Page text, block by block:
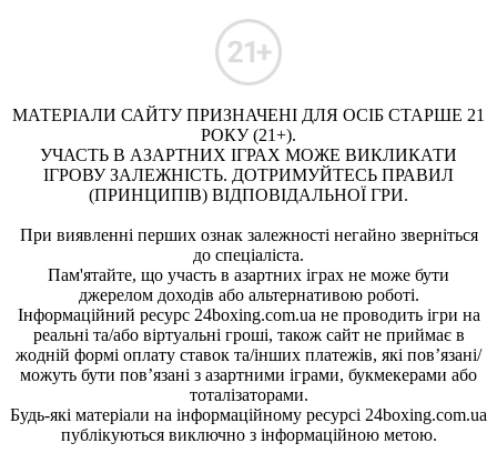
МАТЕРІАЛИ САЙТУ ПРИЗНАЧЕНІ ДЛЯ ОСІБ СТАРШЕ 21
РОКУ (21+).
УЧАСТЬ В АЗАРТНИХ ІГРАХ МОЖЕ ВИКЛИКАТИ
ІГРОВУ ЗАЛЕЖНІСТЬ. ДОТРИМУЙТЕСЬ ПРАВИЛ
(ПРИНЦИПІВ) ВІДПОВІДАЛЬНОЇ ГРИ.
При виявленні перших ознак залежності негайно зверніться
до спеціаліста.
Пам'ятайте, що участь в азартних іграх не може бути
джерелом доходів або альтернативою роботі.
Інформаційний ресурс 24boxing.com.ua не проводить ігри на
реальні та/або віртуальні гроші, також сайт не приймає в
жодній формі оплату ставок та/інших платежів, які пов’язані/
можуть бути пов’язані з азартними іграми, букмекерами або
тоталізаторами.
Будь-які матеріали на інформаційному ресурсі 24boxing.com.ua
публікуються виключно з інформаційною метою.